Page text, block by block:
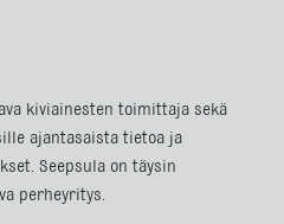
kiviainesten toimittaja sekä
ajantasaista tietoa ja
Seepsula on täysin
perheyritys.